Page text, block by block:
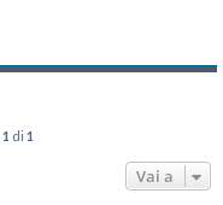
1 di 1
Vai a